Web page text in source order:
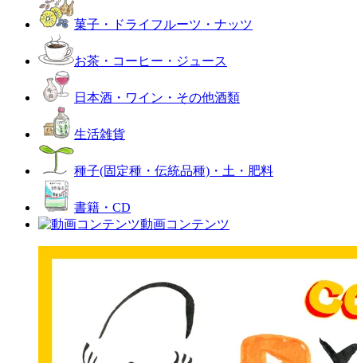
菓子・ドライフルーツ・ナッツ
お茶・コーヒー・ジュース
日本酒・ワイン・その他酒類
生活雑貨
種子(固定種・伝統品種)・土・肥料
書籍・CD
動画コンテンツ